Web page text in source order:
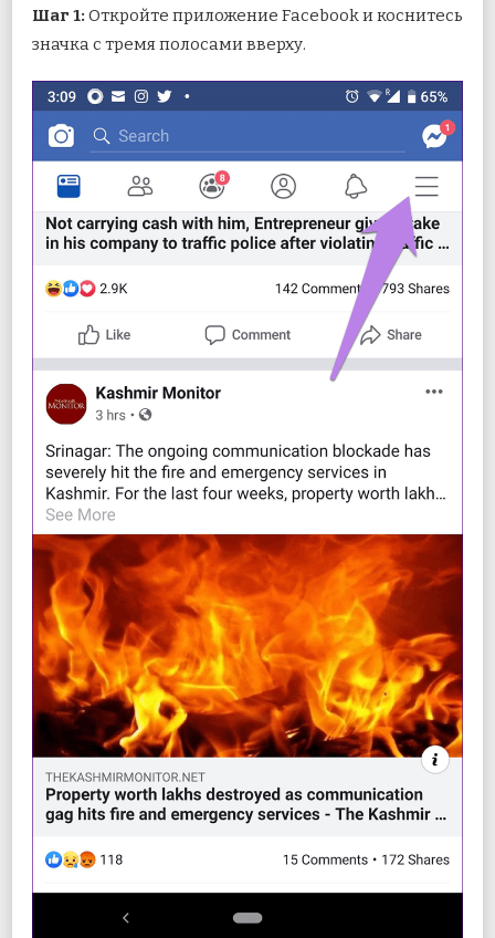
Шаг 1: Откройте приложение Facebook и коснитесь
значка с тремя полосами вверху.